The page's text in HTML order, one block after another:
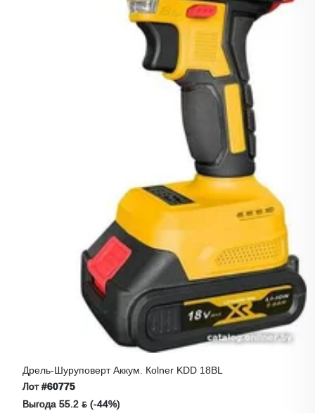
Дрель-Шуруповерт Аккум. Коlner KDD 18BL
Лот#60775
Выгода 55.2 ƃ (-44%)